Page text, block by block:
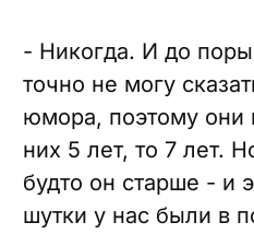
- Никогда. И до
точно не могу
юмора, поэтому они
них 5 лет, то 7 лет.
будто он старше - и
шутки у нас были в